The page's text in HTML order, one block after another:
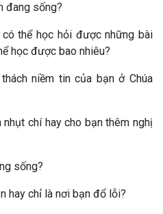
đang sống?
thể học hỏi được những bài
học được bao nhiêu?
niềm tin của bạn ở Chúa
chí hay cho bạn thêm nghị
sống?
hay chỉ là nơi bạn đổ lỗi?